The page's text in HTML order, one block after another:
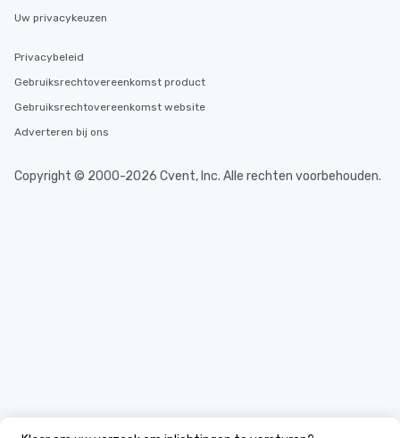
Uw privacykeuzen
Privacybeleid
Gebruiksrechtovereenkomst product
Gebruiksrechtovereenkomst website
Adverteren bij ons
Copyright © 2000-2026 Cvent, Inc. Alle rechten voorbehouden.